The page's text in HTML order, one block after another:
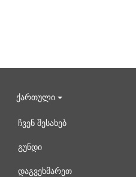
ქართული
ჩვენ შესახებ
გუნდი
დაგვეხმარეთ